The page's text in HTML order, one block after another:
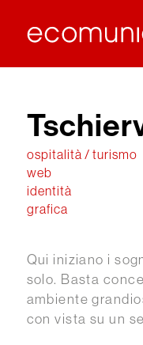
ospitalità / turismo
web
identità
grafica
Qui iniziano i
solo. Basta
ambiente
con vista su un